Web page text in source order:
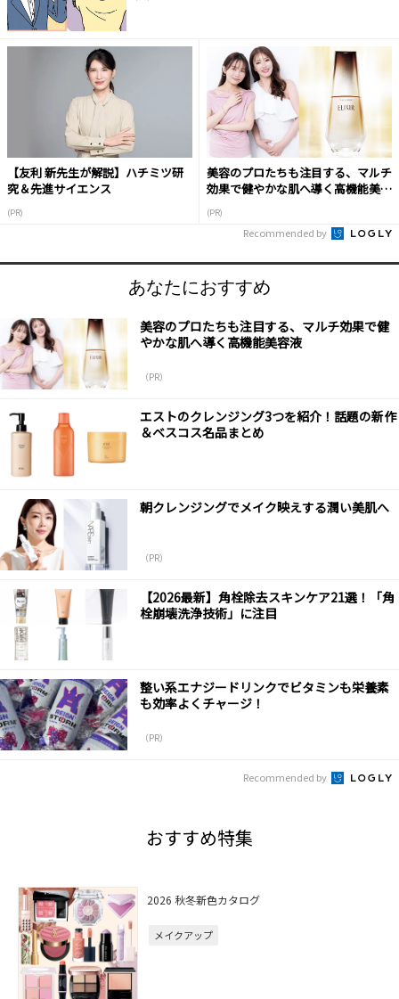
【友利 新先生が解説】ハチミツ研
究＆先進サイエンス
(PR)
美容のプロたちも注目する、マルチ
効果で健やかな肌へ導く高機能美容
(PR)
Recommended by
あなたにおすすめ
美容のプロたちも注目する、マルチ効果で健
やかな肌へ導く高機能美容液
（PR）
エストのクレンジング3つを紹介！話題の新作
＆ベスコス名品まとめ
朝クレンジングでメイク映えする潤い美肌へ
（PR）
【2026最新】角栓除去スキンケア21選！「角
栓崩壊洗浄技術」に注目
整い系エナジードリンクでビタミンも栄養素
も効率よくチャージ！
（PR）
Recommended by
おすすめ特集
2026 秋冬新色カタログ
メイクアップ